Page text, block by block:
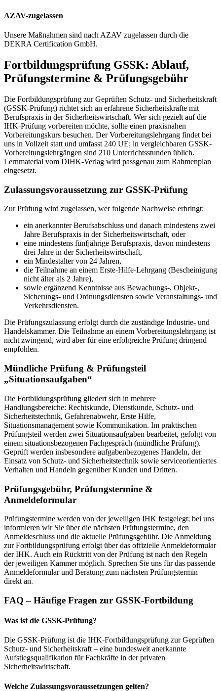
AZAV-zugelassen
Unsere Maßnahmen sind nach AZAV zugelassen durch die
DEKRA Certification GmbH.
Fortbildungsprüfung GSSK: Ablauf,
Prüfungstermine & Prüfungsgebühr
Die Fortbildungsprüfung zur Geprüften Schutz- und Sicherheitskraft
(GSSK-Prüfung) richtet sich an erfahrene Sicherheitskräfte mit
Berufspraxis in der Sicherheitswirtschaft. Wer sich gezielt auf die
IHK-Prüfung vorbereiten möchte, sollte einen praxisnahen
Vorbereitungskurs besuchen. Der Vorbereitungslehrgang findet bei
uns in Vollzeit statt und umfasst 240 UE; in vergleichbaren GSSK-
Vorbereitungslehrgängen sind 210 Unterrichtsstunden üblich.
Lernmaterial vom DIHK-Verlag wird passgenau zum Rahmenplan
eingesetzt.
Zulassungsvoraussetzung zur GSSK-Prüfung
Zur Prüfung wird zugelassen, wer folgende Nachweise erbringt:
ein anerkannter Berufsabschluss und danach mindestens zwei
Jahre Berufspraxis in der Sicherheitswirtschaft, oder
eine mindestens fünfjährige Berufspraxis, davon mindestens
drei Jahre in der Sicherheitswirtschaft,
ein Mindestalter von 24 Jahren,
die Teilnahme an einem Erste-Hilfe-Lehrgang (Bescheinigung
nicht älter als 2 Jahre),
sowie ergänzend Kenntnisse aus Bewachungs-, Objekt-,
Sicherungs- und Ordnungsdiensten sowie Veranstaltungs- und
Verkehrsdiensten.
Die Prüfungszulassung erfolgt durch die zuständige Industrie- und
Handelskammer. Die Teilnahme an einem Vorbereitungslehrgang ist
nicht zwingend, wird aber für eine erfolgreiche Prüfung dringend
empfohlen.
Mündliche Prüfung & Prüfungsteil
„Situationsaufgaben“
Die Fortbildungsprüfung gliedert sich in mehrere
Handlungsbereiche: Rechtskunde, Dienstkunde, Schutz- und
Sicherheitstechnik, Gefahrenabwehr, Erste Hilfe,
Situationsmanagement sowie Kommunikation. Im praktischen
Prüfungsteil werden zwei Situationsaufgaben bearbeitet, gefolgt von
einem situationsbezogenen Fachgespräch (mündliche Prüfung).
Geprüft werden insbesondere aufgabenbezogenes Handeln, der
Einsatz von Schutz- und Sicherheitstechnik sowie serviceorientiertes
Verhalten und Handeln gegenüber Kunden und Dritten.
Prüfungsgebühr, Prüfungstermine &
Anmeldeformular
Prüfungstermine werden von der jeweiligen IHK festgelegt; bei uns
informieren wir Sie über die nächsten Prüfungstermine, den
Anmeldeschluss und die aktuelle Prüfungsgebühr. Die Anmeldung
zur Fortbildungsprüfung erfolgt über das offizielle Anmeldeformular
der IHK. Auch ein Rücktritt von der Prüfung ist nach den Regeln
der jeweiligen Kammer möglich. Sprechen Sie uns für das passende
Anmeldeformular und Beratung zum nächsten Prüfungstermin
direkt an.
FAQ – Häufige Fragen zur GSSK-Fortbildung
Was ist die GSSK-Prüfung?
Die GSSK-Prüfung ist die IHK-Fortbildungsprüfung zur Geprüften
Schutz- und Sicherheitskraft – eine bundesweit anerkannte
Aufstiegsqualifikation für Fachkräfte in der privaten
Sicherheitswirtschaft.
Welche Zulassungsvoraussetzungen gelten?